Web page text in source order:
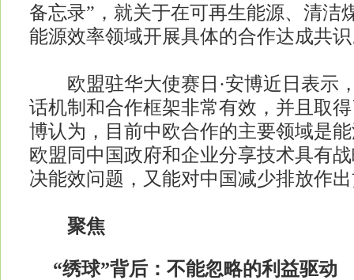
备忘录”，就关于在可再生能源、清洁
能源效率领域开展具体的合作达成共
欧盟驻华大使赛日·安博近日表示
话机制和合作框架非常有效，并且取
博认为，目前中欧合作的主要领域是
欧盟同中国政府和企业分享技术具有
决能效问题，又能对中国减少排放作
聚焦
“绣球”背后：不能忽略的利益驱动